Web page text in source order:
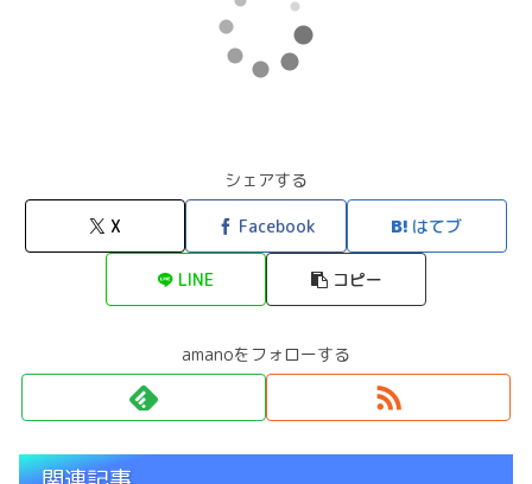
シェアする
X Facebook はてブ
LINE コピー
amanoをフォローする